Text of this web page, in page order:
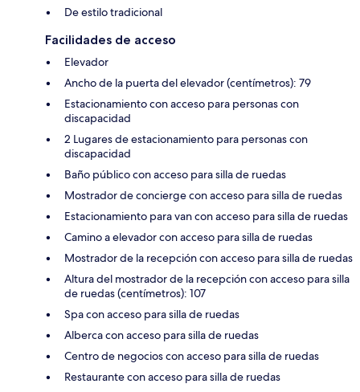
De estilo tradicional
Facilidades de acceso
Elevador
Ancho de la puerta del elevador (centímetros): 79
Estacionamiento con acceso para personas con
discapacidad
2 Lugares de estacionamiento para personas con
discapacidad
Baño público con acceso para silla de ruedas
Mostrador de concierge con acceso para silla de ruedas
Estacionamiento para van con acceso para silla de ruedas
Camino a elevador con acceso para silla de ruedas
Mostrador de la recepción con acceso para silla de ruedas
Altura del mostrador de la recepción con acceso para silla
de ruedas (centímetros): 107
Spa con acceso para silla de ruedas
Alberca con acceso para silla de ruedas
Centro de negocios con acceso para silla de ruedas
Restaurante con acceso para silla de ruedas